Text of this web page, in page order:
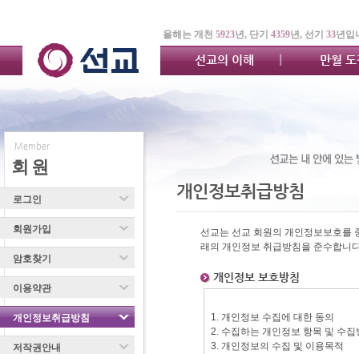
올해는 개천 5923년, 단기 4359년, 선기 33년입
선교의 이해 만월
Member
회 원
로그인
회원가입
암호찾기
이용약관
개인정보취급방침
저작권안내
개인정보취급방침
선교는 선교 회원의 개인정보보호를
래의 개인정보 취급방침을 준수합니
개인정보 보호방침